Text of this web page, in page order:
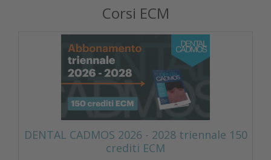
Corsi ECM
DENTAL CADMOS 2026 - 2028 triennale 150
crediti ECM